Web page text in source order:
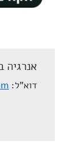
אנרגיה
דוא"ל